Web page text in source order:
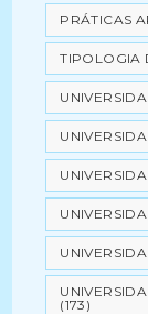
PRÁTICAS
TIPOLOGIA
(173)